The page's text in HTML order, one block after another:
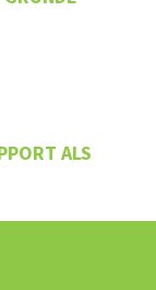
ALS